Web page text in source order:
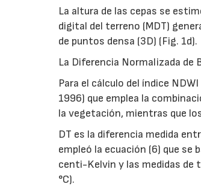
La altura de las cepas se
digital del terreno (MDT)
de puntos densa (3D) (Fig. 1d).
La Diferencia Normalizada de
Para el cálculo del índice
1996) que emplea la
la vegetación, mientras que
DT es la diferencia medida
empleó la ecuación (6) que se
centi-Kelvin y las medidas de
°C).